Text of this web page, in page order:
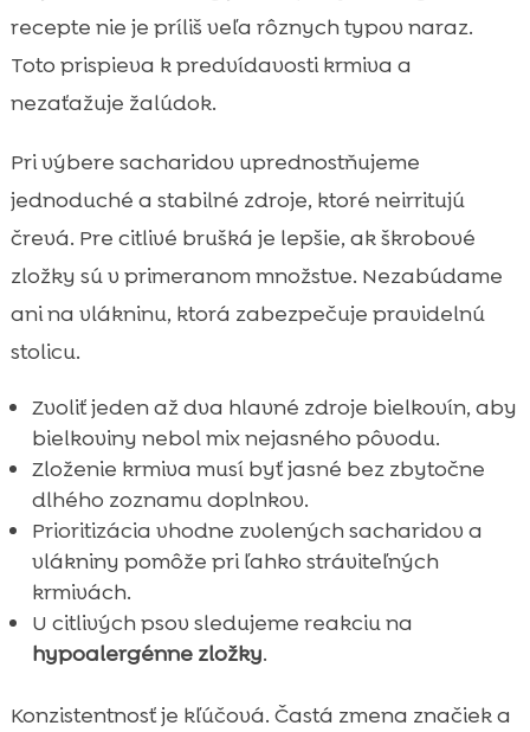
recepte nie je príliš veľa rôznych typov naraz.
Toto prispieva k predvídavosti krmiva a
nezaťažuje žalúdok.
Pri výbere sacharidov uprednostňujeme
jednoduché a stabilné zdroje, ktoré neirritujú
črevá. Pre citlivé brušká je lepšie, ak škrobové
zložky sú v primeranom množstve. Nezabúdame
ani na vlákninu, ktorá zabezpečuje pravidelnú
stolicu.
Zvoliť jeden až dva hlavné zdroje bielkovín, aby
bielkoviny nebol mix nejasného pôvodu.
Zloženie krmiva musí byť jasné bez zbytočne
dlhého zoznamu doplnkov.
Prioritizácia vhodne zvolených sacharidov a
vlákniny pomôže pri ľahko stráviteľných
krmivách.
U citlivých psov sledujeme reakciu na
hypoalergénne zložky.
Konzistentnosť je kľúčová. Častá zmena značiek a